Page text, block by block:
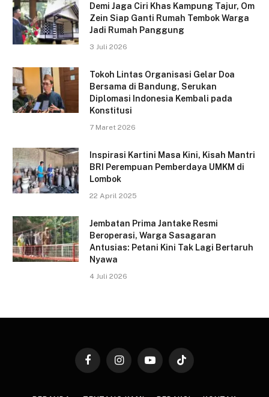
Demi Jaga Ciri Khas Kampung Tajur, Om
Zein Siap Ganti Rumah Tembok Warga
Jadi Rumah Panggung
3 Juli 2026
Tokoh Lintas Organisasi Gelar Doa
Bersama di Bandung, Serukan
Diplomasi Indonesia Kembali pada
Konstitusi
7 Maret 2026
Inspirasi Kartini Masa Kini, Kisah Mantri
BRI Perempuan Pemberdaya UMKM di
Lombok
22 April 2025
Jembatan Prima Jantake Resmi
Beroperasi, Warga Sasagaran
Antusias: Petani Kini Tak Lagi Bertaruh
Nyawa
4 Juli 2026
FacebookInstagramYouTubeTikTok